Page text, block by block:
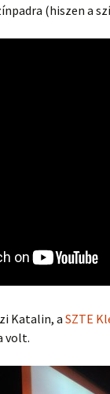
(hiszen a
Katalin, a SZTE
volt.